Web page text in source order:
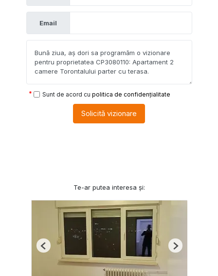
Email
Sunt de acord cu politica de confidențialitate
Solicită vizionare
Te-ar putea interesa și:
Previous Next